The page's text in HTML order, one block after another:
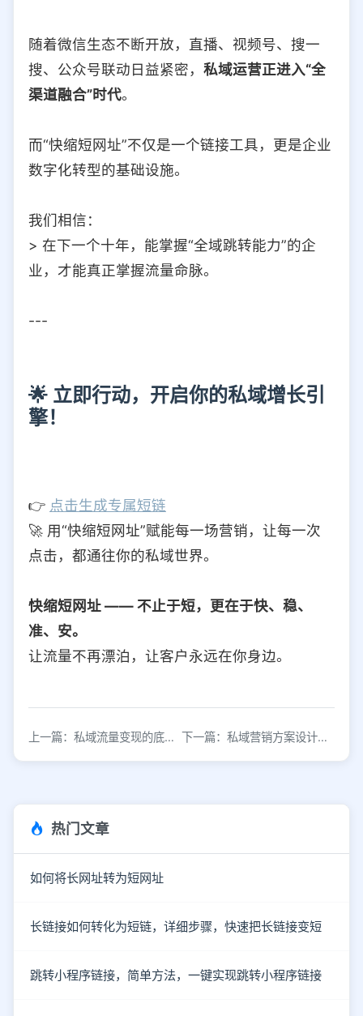
随着微信生态不断开放，直播、视频号、搜一
搜、公众号联动日益紧密， 私域运营正进入“全
渠道融合”时代。
而“快缩短网址”不仅是一个链接工具，更是企业
数字化转型的基础设施。
我们相信：
> 在下一个十年，能掌握“全域跳转能力”的企
业，才能真正掌握流量命脉。
---
🌟 立即行动，开启你的私域增长引
擎！
👉 点击生成专属短链
🚀 用“快缩短网址”赋能每一场营销，让每一次
点击，都通往你的私域世界。
快缩短网址 —— 不止于短，更在于快、稳、
准、安。
让流量不再漂泊，让客户永远在你身边。
上一篇：私域流量变现的底层逻辑与实战路径 下一篇：私域营销方案设计与实施策略
热门文章
如何将长网址转为短网址
长链接如何转化为短链，详细步骤，快速把长链接变短
跳转小程序链接，简单方法，一键实现跳转小程序链接